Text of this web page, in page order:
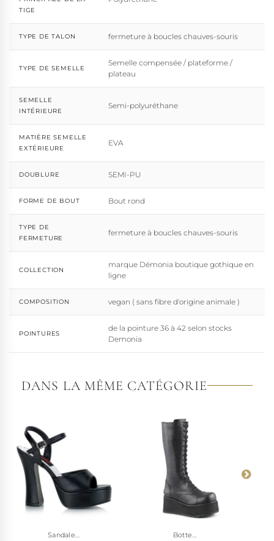
TIGE
TYPE DE TALON fermeture à boucles chauves-souris
TYPE DE SEMELLE
Semelle compensée / plateforme /
plateau
SEMELLE
INTÉRIEURE
Semi-polyuréthane
MATIÈRE SEMELLE
EXTÉRIEURE
EVA
DOUBLURE SEMI-PU
FORME DE BOUT Bout rond
TYPE DE
FERMETURE
fermeture à boucles chauves-souris
COLLECTION
marque Démonia boutique gothique en
ligne
COMPOSITION vegan ( sans fibre d'origine animale )
POINTURES
de la pointure 36 à 42 selon stocks
Demonia
DANS LA MÊME CATÉGORIE
Sandale... Botte...